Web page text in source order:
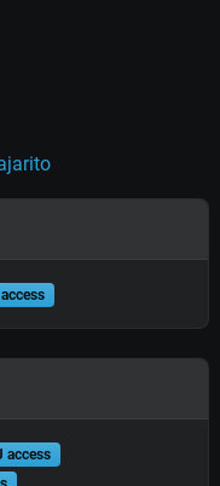
access